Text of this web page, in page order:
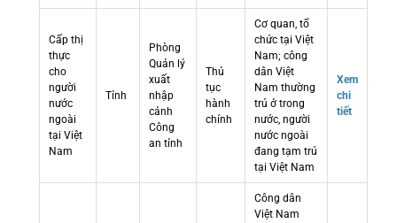
Cấp thị
thực
cho
người
nước
ngoài
tại Việt
Nam
Tỉnh
Phòng
Quản lý
xuất
nhập
cảnh
Công
an tỉnh
Thủ
tục
hành
chính
Cơ quan, tổ
chức tại Việt
Nam; công
dân Việt
Nam thường
trú ở trong
nước, người
nước ngoài
đang tạm trú
tại Việt Nam
Xem
chi
tiết
Công dân
Việt Nam